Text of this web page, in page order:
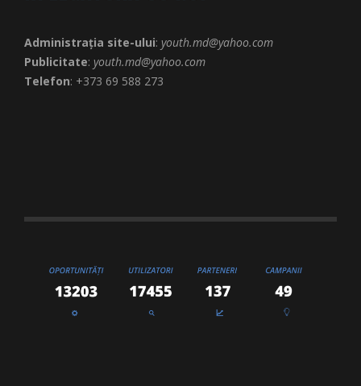
Administrația site-ului: youth.md@yahoo.com
Publicitate: youth.md@yahoo.com
Telefon: +373 69 588 273